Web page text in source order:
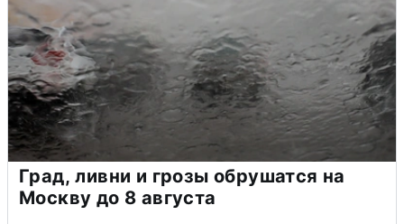
Град, ливни и грозы обрушатся на
Москву до 8 августа